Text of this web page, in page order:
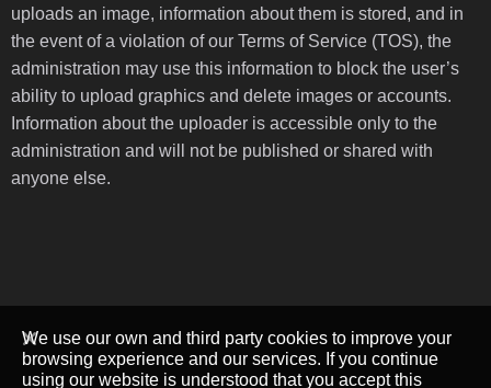
uploads an image, information about them is stored, and in
the event of a violation of our Terms of Service (TOS), the
administration may use this information to block the user’s
ability to upload graphics and delete images or accounts.
Information about the uploader is accessible only to the
administration and will not be published or shared with
anyone else.
We use our own and third party cookies to improve your
browsing experience and our services. If you continue
using our website is understood that you accept this